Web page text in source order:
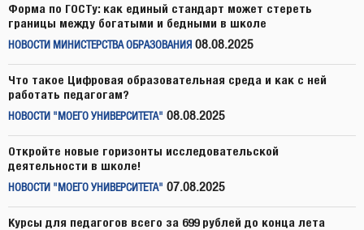
Форма по ГОСТу: как единый стандарт может стереть
границы между богатыми и бедными в школе
НОВОСТИ МИНИСТЕРСТВА ОБРАЗОВАНИЯ 08.08.2025
Что такое Цифровая образовательная среда и как с ней
работать педагогам?
НОВОСТИ "МОЕГО УНИВЕРСИТЕТА" 08.08.2025
Откройте новые горизонты исследовательской
деятельности в школе!
НОВОСТИ "МОЕГО УНИВЕРСИТЕТА" 07.08.2025
Курсы для педагогов всего за 699 рублей до конца лета